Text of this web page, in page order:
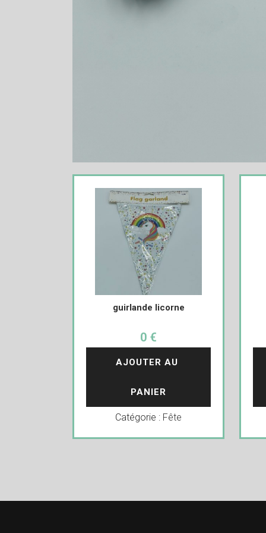
guirlande licorne
0 €
AJOUTER AU
PANIER
Catégorie : Fête